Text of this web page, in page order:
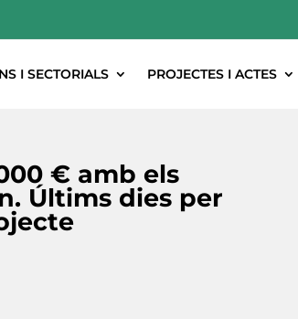
I SECTORIALS PROJECTES I ACTES
€ amb els
Últims dies per